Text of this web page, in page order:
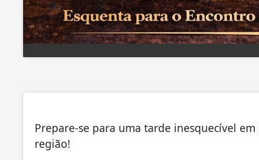
Prepare-se para uma tarde inesquecível
região!